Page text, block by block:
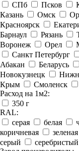
СПб
Псков
Казань
Омск
Красноярск
Барнаул
Рязань
Воронеж
Орел
Санкт Петербург
Абакан
Беларусь
Новокузнецк
Крым
Смоленск
Расход на 1м2:
350 г
RAL:
серая
белая
коричневая
зеленая
серый
серебристый